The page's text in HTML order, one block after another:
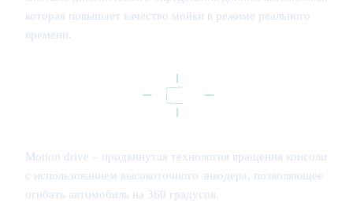
которая повышает качество мойки в режиме реального
времени.
Motion drive – продвинутая технология вращения консоли
с использованием высокоточного энкодера, позволяющее
огибать автомобиль на 360 градусов.